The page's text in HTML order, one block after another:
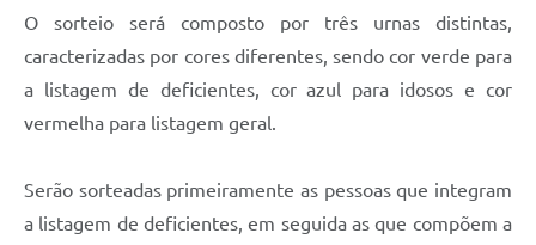
Legislação
Links Úteis
O sorteio será composto por três urnas distintas,
caracterizadas por cores diferentes, sendo cor verde para
a listagem de deficientes, cor azul para idosos e cor
vermelha para listagem geral.
Serão sorteadas primeiramente as pessoas que integram
a listagem de deficientes, em seguida as que compõem a